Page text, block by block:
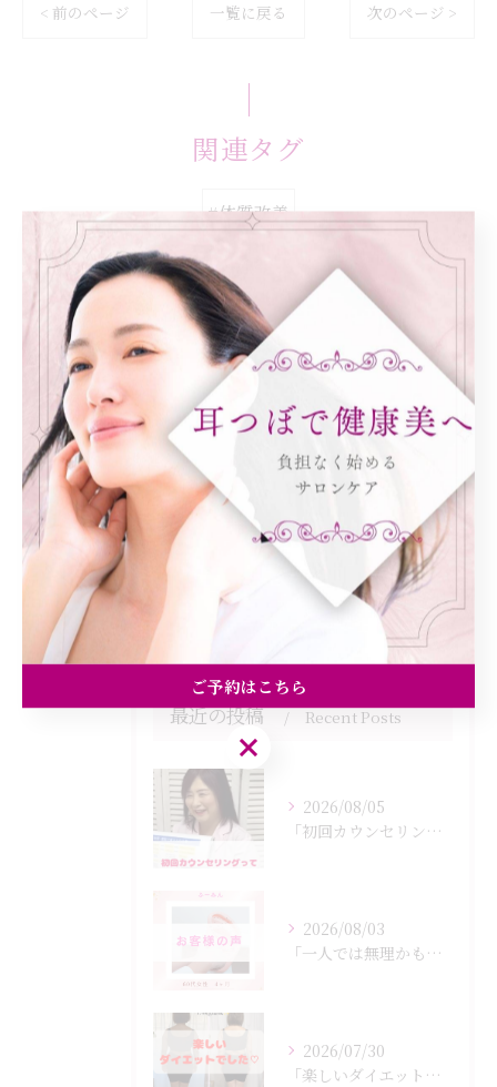
< 前のページ 一覧に戻る 次のページ >
関連タグ
#体質改善
カテゴリー
全てのカテゴリー
ダイエット
健康
美容エステ
最近の投稿 Recent Posts
2026/08/05
「初回カウンセリングでは何をするの？」
2026/08/03
「一人では無理かも…」
2026/07/30
「楽しいダイエットでした♡」
ご予約はこちら
ご予約はこちら